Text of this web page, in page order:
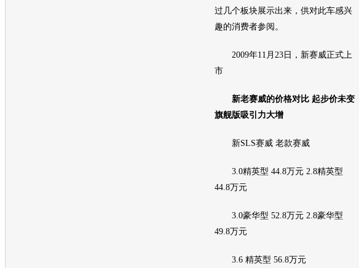
过几个板块展示出来，供对此车感兴
趣的消费者参阅。
2009年11月23日，新赛威正式上
市
新老赛威的价格对比 起步价未变
旗舰版吸引力大增
新SLS赛威 老款赛威
3.0精英型 44.8万元 2.8精英型
44.8万元
3.0豪华型 52.8万元 2.8豪华型
49.8万元
3.6 精英型 56.8万元